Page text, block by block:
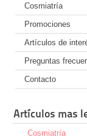
Cosmiatría
Promociones
Artículos de
Preguntas
Contacto
Artículos mas
Cosmiatría